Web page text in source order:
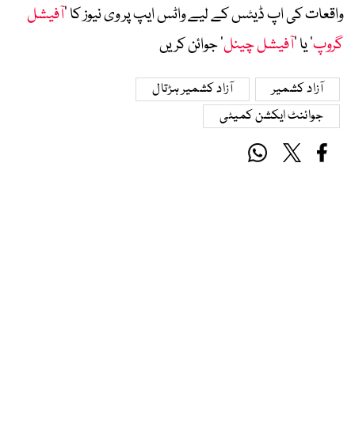
واقعات کی اپ ڈیٹس کے لیے واٹس ایپ پر وی نیوز کا ’آفیشل
گروپ‘ یا ’آفیشل چینل‘ جوائن کریں
آزاد کشمیر
آزاد کشمیر ہڑتال
جوائنٹ ایکشن کمیٹی